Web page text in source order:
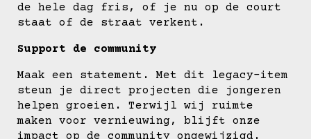
de hele dag fris, of je nu op de court
staat of de straat verkent.
Support de community
Maak een statement. Met dit legacy-item
steun je direct projecten die jongeren
helpen groeien. Terwijl wij ruimte
maken voor vernieuwing, blijft onze
impact op de community ongewijzigd.